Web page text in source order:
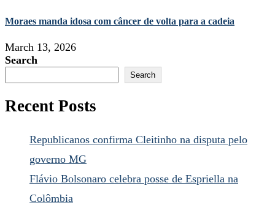
Moraes manda idosa com câncer de volta para a cadeia
March 13, 2026
Search
Search
Recent Posts
Republicanos confirma Cleitinho na disputa pelo
governo MG
Flávio Bolsonaro celebra posse de Espriella na
Colômbia